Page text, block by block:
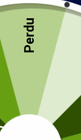
Perdu